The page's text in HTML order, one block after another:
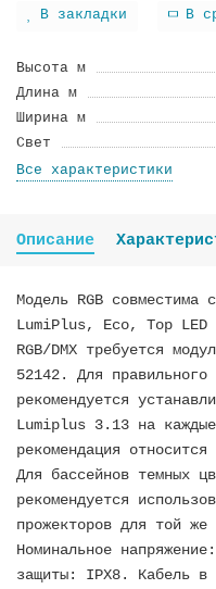
В закладки В
Высота м
Длина м
Ширина м
Cвeт
Все характеристики
Описание
Модель RGB совместима
LumiPlus, Eco, Top LED
RGB/DMX требуется
52142. Для правильного
рекомендуется
Lumiplus 3.13 на
рекомендация
Для бассейнов темных
рекомендуется
прожекторов для той же
Номинальное
защиты: IPX8. Кабель в